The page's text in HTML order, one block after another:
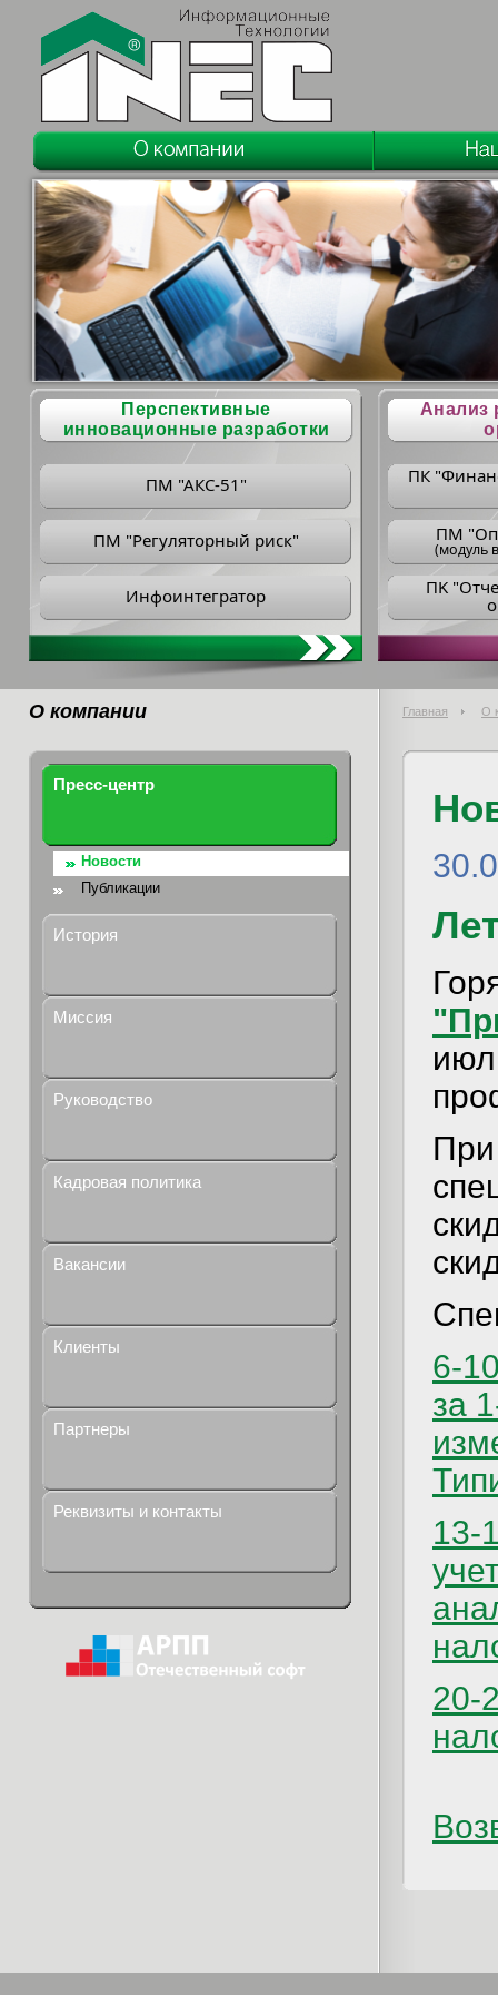
Перспективные
инновационные разработки
ПМ "АКС-51"
ПМ "Регуляторный риск"
Инфоинтегратор
Анализ
ПК
ПM
(модуль
ПK
О компании Главная О
Пресс-центр
Новости
Публикации
История
Миссия
Руководство
Кадровая политика
Вакансии
Клиенты
Партнеры
Реквизиты и контакты
6-
за
13-
20-